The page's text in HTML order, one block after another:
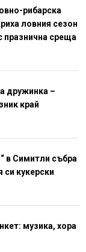
рибарска
ловния сезон
празнична среща
дружинка –
край
в Симитли събра
си кукерски
музика, хора